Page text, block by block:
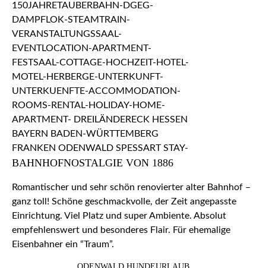
BAHNHOFNOSTALGIE VON 1886
Romantischer und sehr schön renovierter alter Bahnhof –
ganz toll! Schöne geschmackvolle, der Zeit angepasste
Einrichtung. Viel Platz und super Ambiente. Absolut
empfehlenswert und besonderes Flair. Für ehemalige
Eisenbahner ein “Traum”.